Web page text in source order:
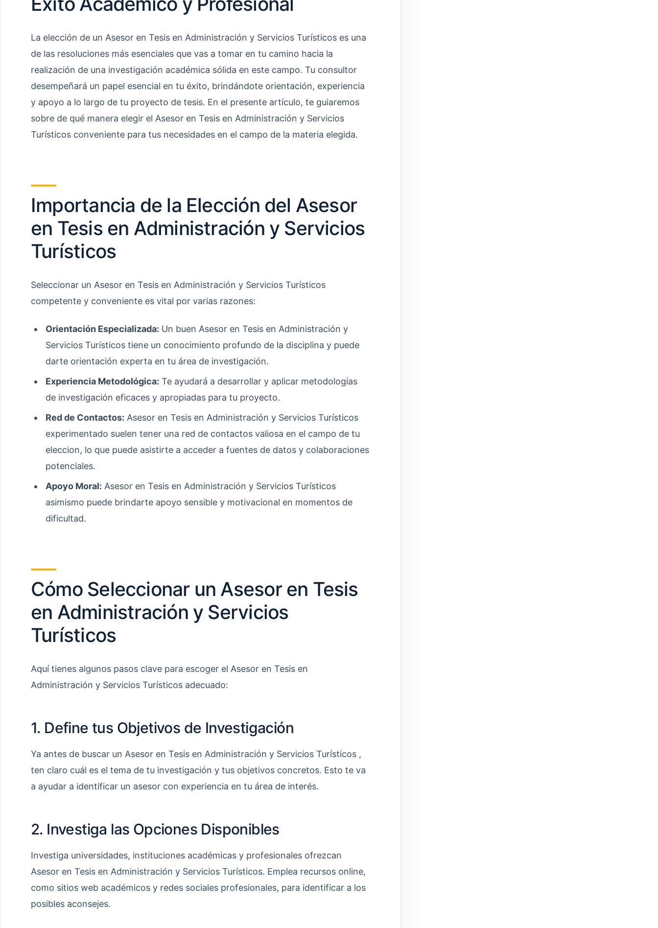
La elección de un Asesor en Tesis en Administración y Servicios Turísticos es una
de las resoluciones más esenciales que vas a tomar en tu camino hacia la
realización de una investigación académica sólida en este campo. Tu consultor
desempeñará un papel esencial en tu éxito, brindándote orientación, experiencia
y apoyo a lo largo de tu proyecto de tesis. En el presente artículo, te guiaremos
sobre de qué manera elegir el Asesor en Tesis en Administración y Servicios
Turísticos conveniente para tus necesidades en el campo de la materia elegida.
Importancia de la Elección del Asesor
en Tesis en Administración y Servicios
Turísticos
Seleccionar un Asesor en Tesis en Administración y Servicios Turísticos
competente y conveniente es vital por varias razones:
Orientación Especializada: Un buen Asesor en Tesis en Administración y
Servicios Turísticos tiene un conocimiento profundo de la disciplina y puede
darte orientación experta en tu área de investigación.
Experiencia Metodológica: Te ayudará a desarrollar y aplicar metodologías
de investigación eficaces y apropiadas para tu proyecto.
Red de Contactos: Asesor en Tesis en Administración y Servicios Turísticos
experimentado suelen tener una red de contactos valiosa en el campo de tu
eleccion, lo que puede asistirte a acceder a fuentes de datos y colaboraciones
potenciales.
Apoyo Moral: Asesor en Tesis en Administración y Servicios Turísticos
asimismo puede brindarte apoyo sensible y motivacional en momentos de
dificultad.
Cómo Seleccionar un Asesor en Tesis
en Administración y Servicios
Turísticos
Aquí tienes algunos pasos clave para escoger el Asesor en Tesis en
Administración y Servicios Turísticos adecuado:
1. Define tus Objetivos de Investigación
Ya antes de buscar un Asesor en Tesis en Administración y Servicios Turísticos ,
ten claro cuál es el tema de tu investigación y tus objetivos concretos. Esto te va
a ayudar a identificar un asesor con experiencia en tu área de interés.
2. Investiga las Opciones Disponibles
Investiga universidades, instituciones académicas y profesionales ofrezcan
Asesor en Tesis en Administración y Servicios Turísticos. Emplea recursos online,
como sitios web académicos y redes sociales profesionales, para identificar a los
posibles aconsejes.